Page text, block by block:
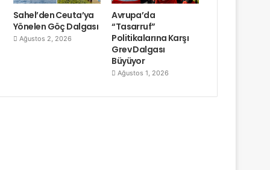
Sahel’den Ceuta’ya
Yönelen Göç Dalgası
Ağustos 2, 2026
Avrupa’da
“Tasarruf”
Politikalarına Karşı
Grev Dalgası
Büyüyor
Ağustos 1, 2026